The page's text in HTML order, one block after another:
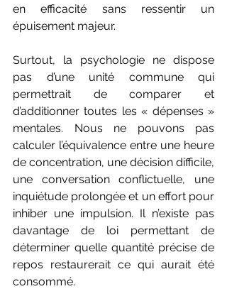
en efficacité sans ressentir un
épuisement majeur.
Surtout, la psychologie ne dispose
pas d’une unité commune qui
permettrait de comparer et
d’additionner toutes les « dépenses »
mentales. Nous ne pouvons pas
calculer l’équivalence entre une heure
de concentration, une décision difficile,
une conversation conflictuelle, une
inquiétude prolongée et un effort pour
inhiber une impulsion. Il n’existe pas
davantage de loi permettant de
déterminer quelle quantité précise de
repos restaurerait ce qui aurait été
consommé.